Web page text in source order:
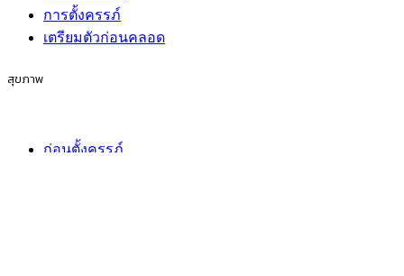
การตั้งครรภ์
เตรียมตัวก่อนคลอด
สุขภาพ
ก่อนตั้งครรภ์